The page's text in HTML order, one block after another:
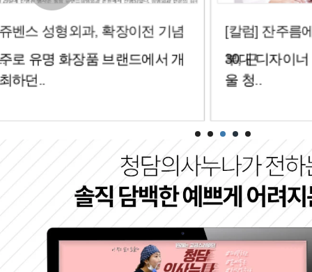
[칼럼] 잔주름에 푸석푸석한 피
부, 근
30대 디자이너 안재영씨(가명, 서
울 청..
[칼럼] 다양
하..
100세 시대
강하게..